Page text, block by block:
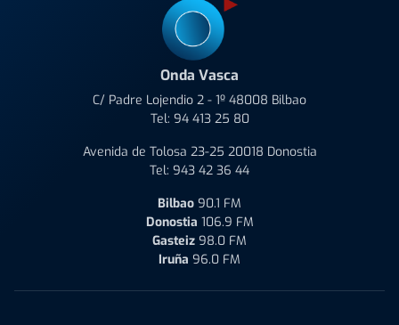
Onda Vasca
C/ Padre Lojendio 2 - 1º 48008 Bilbao
Tel: 94 413 25 80
Avenida de Tolosa 23-25 20018 Donostia
Tel: 943 42 36 44
Bilbao 90.1 FM
Donostia 106.9 FM
Gasteiz 98.0 FM
Iruña 96.0 FM